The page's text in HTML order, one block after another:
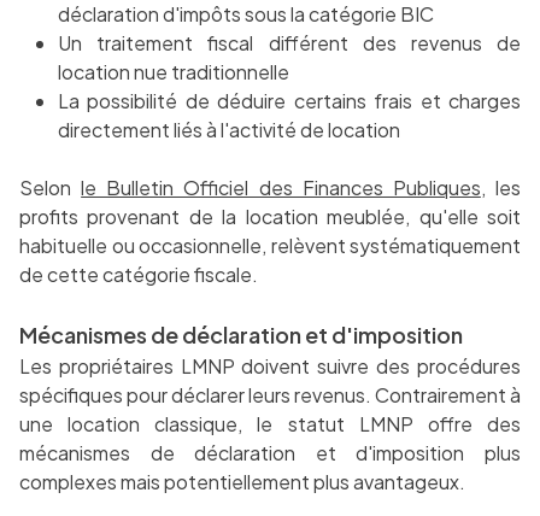
déclaration d'impôts sous la catégorie BIC
Un traitement fiscal différent des revenus de
location nue traditionnelle
La possibilité de déduire certains frais et charges
directement liés à l'activité de location
Selonle Bulletin Officiel des Finances Publiques, les
profits provenant de la location meublée, qu'elle soit
habituelle ou occasionnelle, relèvent systématiquement
de cette catégorie fiscale.
Mécanismes de déclaration et d'imposition
Les propriétaires LMNP doivent suivre des procédures
spécifiques pour déclarer leurs revenus. Contrairement à
une location classique, le statut LMNP offre des
mécanismes de déclaration et d'imposition plus
complexes mais potentiellement plus avantageux.